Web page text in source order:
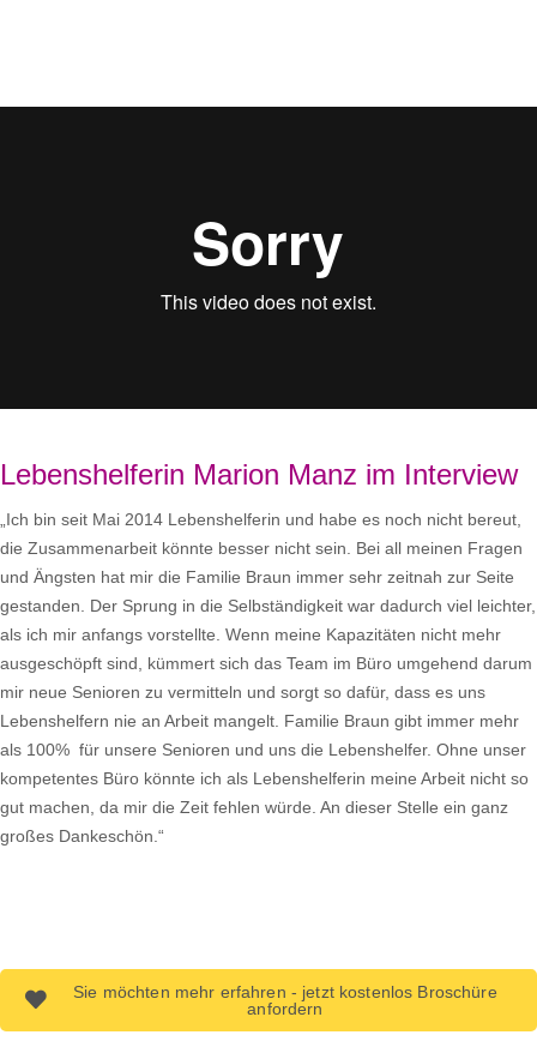
Lebenshelferin Marion Manz im Interview
„Ich bin seit Mai 2014 Lebenshelferin und habe es noch nicht bereut,
die Zusammenarbeit könnte besser nicht sein. Bei all meinen Fragen
und Ängsten hat mir die Familie Braun immer sehr zeitnah zur Seite
gestanden. Der Sprung in die Selbständigkeit war dadurch viel leichter,
als ich mir anfangs vorstellte. Wenn meine Kapazitäten nicht mehr
ausgeschöpft sind, kümmert sich das Team im Büro umgehend darum
mir neue Senioren zu vermitteln und sorgt so dafür, dass es uns
Lebenshelfern nie an Arbeit mangelt. Familie Braun gibt immer mehr
als 100% für unsere Senioren und uns die Lebenshelfer. Ohne unser
kompetentes Büro könnte ich als Lebenshelferin meine Arbeit nicht so
gut machen, da mir die Zeit fehlen würde. An dieser Stelle ein ganz
großes Dankeschön.“
Sie möchten mehr erfahren - jetzt kostenlos Broschüre
anfordern